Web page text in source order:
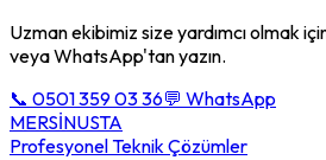
Uzman ekibimiz size yardımcı olmak
veya WhatsApp'tan yazın.
📞 0501 359 03 36💬 WhatsApp
MERSİNUSTA
Profesyonel Teknik Çözümler